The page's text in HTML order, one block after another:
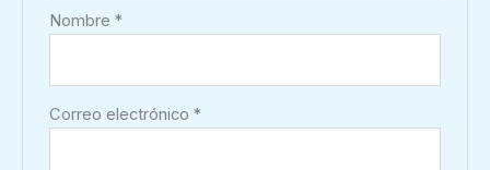
Nombre*
Correo electrónico*